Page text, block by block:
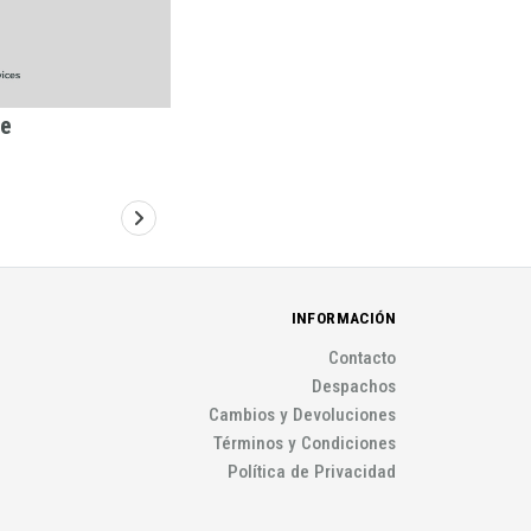
INFORMACIÓN
Contacto
Despachos
Cambios y Devoluciones
Términos y Condiciones
Política de Privacidad